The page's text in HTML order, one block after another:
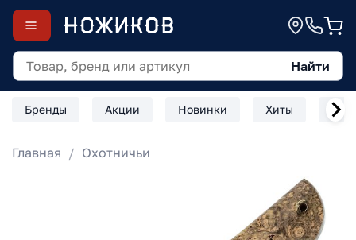
Найти
Бренды Акции Новинки Хиты
Главная Охотничьи